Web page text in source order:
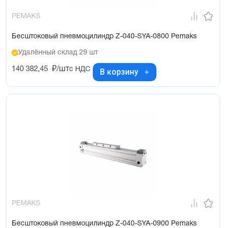
PEMAKS
Бесштоковый пневмоцилиндр Z-040-SYA-0800 Pemaks
Удалённый склад 29 шт
140 382,45 ₽/штс НДС В корзину
PEMAKS
Бесштоковый пневмоцилиндр Z-040-SYA-0900 Pemaks